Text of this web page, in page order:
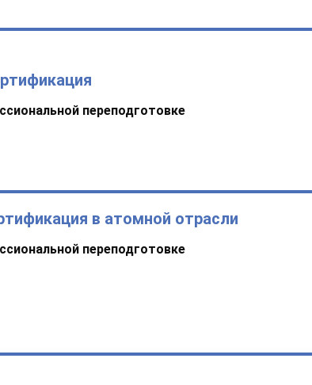
переподготовке
в атомной отрасли
переподготовке